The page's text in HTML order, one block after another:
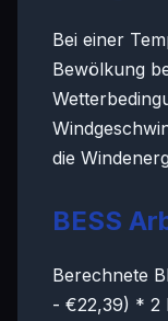
Bei einer
Bewölkung
die
BESS
Berechnete
- €22,39) * 2